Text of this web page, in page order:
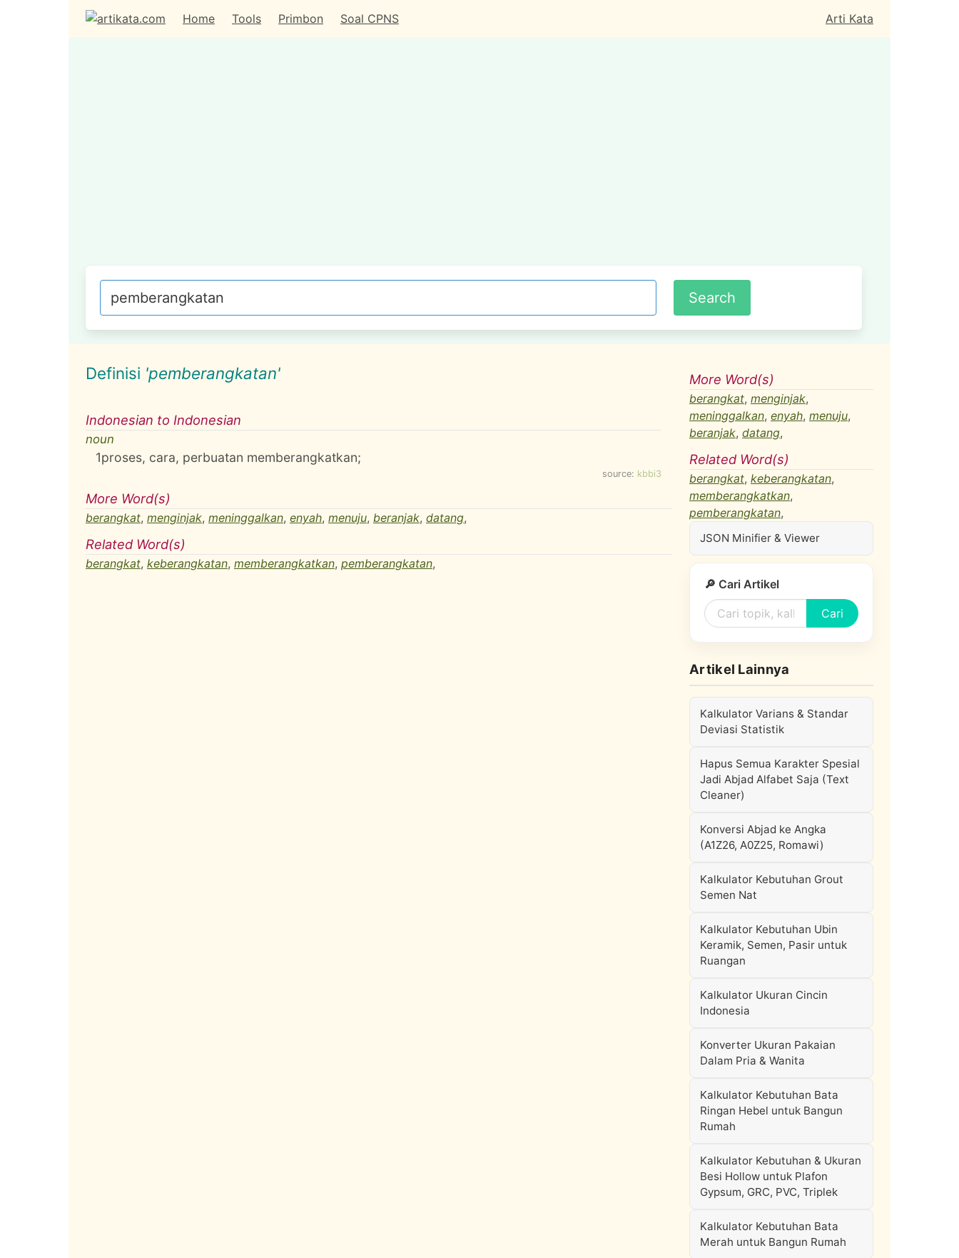
Home Tools Primbon Soal CPNS Arti Kata
Definisi 'pemberangkatan'
Indonesian to Indonesian
noun
1proses, cara, perbuatan memberangkatkan;
source: kbbi3
More Word(s)
berangkat, menginjak, meninggalkan, enyah, menuju, beranjak, datang,
Related Word(s)
berangkat, keberangkatan, memberangkatkan, pemberangkatan,
More Word(s)
berangkat, menginjak,
meninggalkan, enyah, menuju,
beranjak, datang,
Related Word(s)
berangkat, keberangkatan,
memberangkatkan,
pemberangkatan,
JSON Minifier & Viewer
🔎 Cari Artikel
Cari
Artikel Lainnya
Kalkulator Varians & Standar
Deviasi Statistik
Hapus Semua Karakter Spesial
Jadi Abjad Alfabet Saja (Text
Cleaner)
Konversi Abjad ke Angka
(A1Z26, A0Z25, Romawi)
Kalkulator Kebutuhan Grout
Semen Nat
Kalkulator Kebutuhan Ubin
Keramik, Semen, Pasir untuk
Ruangan
Kalkulator Ukuran Cincin
Indonesia
Konverter Ukuran Pakaian
Dalam Pria & Wanita
Kalkulator Kebutuhan Bata
Ringan Hebel untuk Bangun
Rumah
Kalkulator Kebutuhan & Ukuran
Besi Hollow untuk Plafon
Gypsum, GRC, PVC, Triplek
Kalkulator Kebutuhan Bata
Merah untuk Bangun Rumah